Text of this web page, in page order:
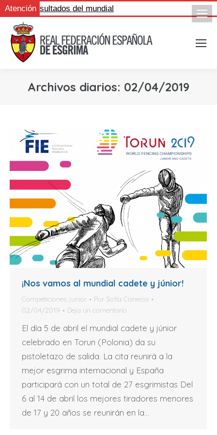
Atención
los resultados del mundial
Archivos diarios: 02/04/2019
¡Nos vamos al mundial cadete y júnior!
Competiciones, junior Por Sofía Cisneros
02/04/2019
Deja un comentario
El día 5 de abril el mundial cadete y júnior
celebrado en Torun (Polonia) da su
pistoletazo de salida. La cita reunirá a la
mejor esgrima internacional y España
participará con un total de 27 esgrimistas Del
6 al 14 de abril los mejores tiradores menores
de 17 y 20 años se reunirán en la…